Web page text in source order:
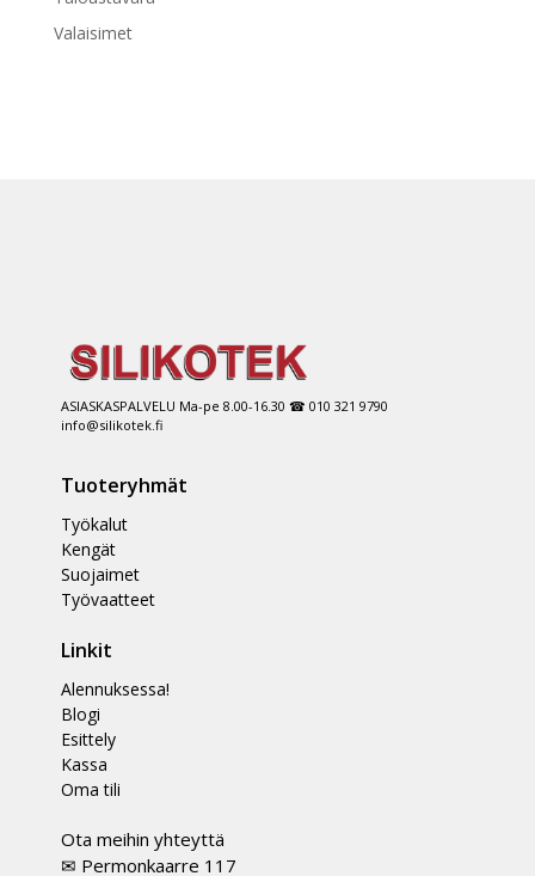
Valaisimet
ASIASKASPALVELU Ma-pe 8.00-16.30 ☎ 010 321 9790
info@silikotek.fi
Tuoteryhmät
Työkalut
Kengät
Suojaimet
Työvaatteet
Linkit
Alennuksessa!
Blogi
Esittely
Kassa
Oma tili
Ota meihin yhteyttä
✉ Permonkaarre 117